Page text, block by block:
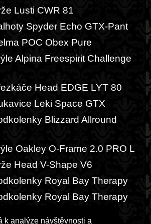
k analýze návštěvnosti a
Lusti CWR 81
Spyder Echo GTX-Pant
POC Obex Pure
Alpina Freespirit Challenge
Head EDGE LYT 80
Leki Space GTX
Blizzard Allround
Oakley O-Frame 2.0 PRO L
Head V-Shape V6
Royal Bay Therapy
Royal Bay Therapy